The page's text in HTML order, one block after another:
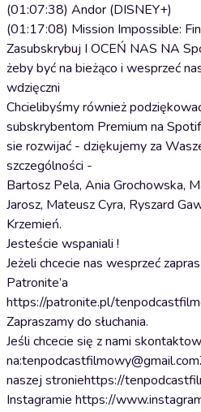
​(01:07:38) Andor (DISNEY+)
​(01:17:08) Mission Impossible:
Zasubskrybuj I OCEŃ NAS NA
żeby być na bieżąco i wesprzeć
wdzięczni
Chcielibyśmy również
subskrybentom Premium na
sie rozwijać - dziękujemy za
szczególności -
Bartosz Pela, Ania Grochowska,
Jarosz, Mateusz Cyra, Ryszard
Krzemień.
Jesteście wspaniali !
Jeżeli chcecie nas wesprzeć
Patronite’a
https://patronite.pl/
Zapraszamy do słuchania.
Jeśli chcecie się z nami
naszej stroniehttps://
Instagramie https://